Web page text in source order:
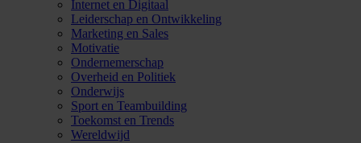
Internet en Digitaal
Leiderschap en Ontwikkeling
Marketing en Sales
Motivatie
Ondernemerschap
Overheid en Politiek
Onderwijs
Sport en Teambuilding
Toekomst en Trends
Wereldwijd